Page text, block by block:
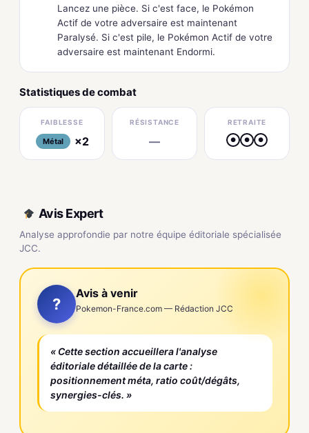
Lancez une pièce. Si c'est face, le Pokémon
Actif de votre adversaire est maintenant
Paralysé. Si c'est pile, le Pokémon Actif de votre
adversaire est maintenant Endormi.
Statistiques de combat
FAIBLESSE
Métal ×2
RÉSISTANCE
—
RETRAITE
● ● ●
Avis Expert
Analyse approfondie par notre équipe éditoriale spécialisée
JCC.
?
Avis à venir
Pokemon-France.com — Rédaction JCC
« Cette section accueillera l'analyse
éditoriale détaillée de la carte :
positionnement méta, ratio coût/dégâts,
synergies-clés. »